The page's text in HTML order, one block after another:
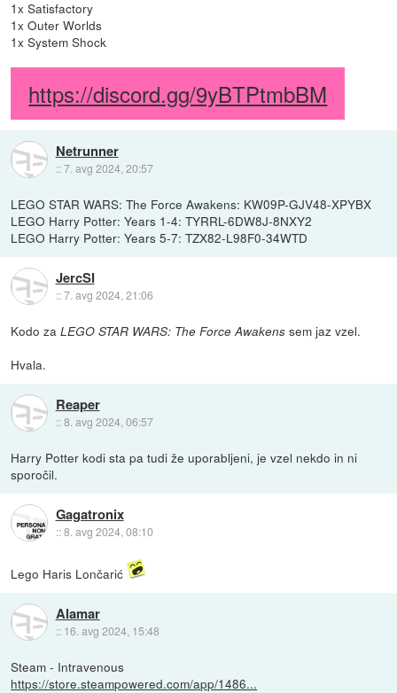
1x Satisfactory
1x Outer Worlds
1x System Shock
https://discord.gg/9yBTPtmbBM
Netrunner
::7. avg 2024, 20:57
LEGO STAR WARS: The Force Awakens: KW09P-GJV48-XPYBX
LEGO Harry Potter: Years 1-4: TYRRL-6DW8J-8NXY2
LEGO Harry Potter: Years 5-7: TZX82-L98F0-34WTD
JercSI
::7. avg 2024, 21:06
Kodo zaLEGO STAR WARS: The Force Awakens sem jaz vzel.
Hvala.
Reaper
::8. avg 2024, 06:57
Harry Potter kodi sta pa tudi že uporabljeni, je vzel nekdo in ni
sporočil.
Gagatronix
::8. avg 2024, 08:10
Lego Haris Lončarić
Alamar
:: 16. avg 2024, 15:48
Steam - Intravenous
https://store.steampowered.com/app/1486...